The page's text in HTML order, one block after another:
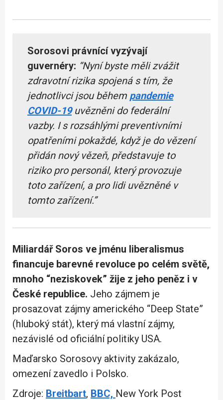
Sorosovi právnící vyzývají
guvernéry: “Nyní byste měli zvážit
zdravotní rizika spojená s tím, že
jednotlivci jsou během pandemie
COVID-19uvězněni do federální
vazby. I s rozsáhlými preventivními
opatřeními pokaždé, když je do vězení
přidán nový vězeň, představuje to
riziko pro personál, který provozuje
toto zařízení, a pro lidi uvězněné v
tomto zařízení.”
Miliardář Soros ve jménu liberalismus
financuje barevné revoluce po celém světě,
mnoho “neziskovek” žije z jeho peněz i v
České republice. Jeho zájmem je
prosazovat zájmy amerického “Deep State”
(hluboký stát), který má vlastní zájmy,
nezávislé od oficiální politiky USA.
Maďarsko Sorosovy aktivity zakázalo,
omezení zavedlo i Polsko.
Zdroje: Breitbart, BBC, New York Post